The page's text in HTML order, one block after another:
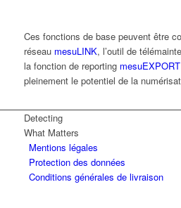
Ces fonctions de base peuvent être
réseau mesuLINK, l’outil de
la fonction de reporting mesuEXPORT
pleinement le potentiel de la
Detecting
What Matters
Mentions légales
Protection des données
Conditions générales de livraison